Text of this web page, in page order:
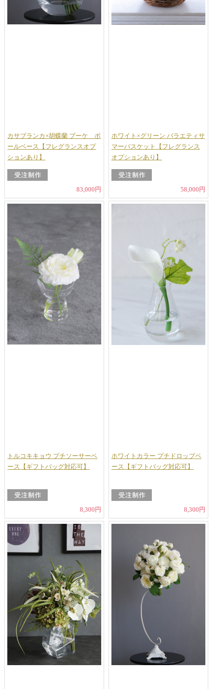
カサブランカ×胡蝶蘭 ブーケ ボ
ールベース【フレグランスオプ
ションあり】
83,000円
ホワイト×グリーン バラエティサ
マーバスケット【フレグランス
オプションあり】
58,000円
トルコキキョウ プチソーサーベ
ース【ギフトバッグ対応可】
8,300円
ホワイトカラー プチドロップベ
ース【ギフトバッグ対応可】
8,300円